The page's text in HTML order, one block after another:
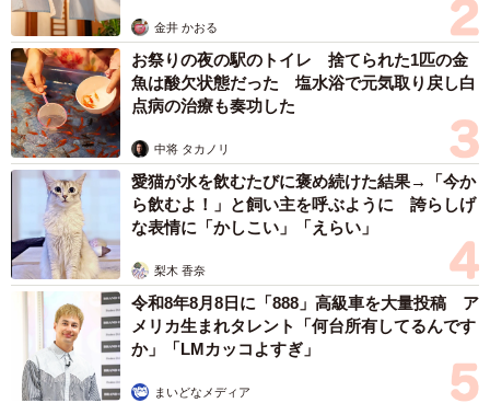
「実際に店にお邪魔したときにも、お客と一緒に席で仕上
げる看板メニュー『しめ鯖の炙り』を注文したのですが、
口頭での説明の代わりに、可愛いイラストで描かれた説明
の紙が出てきて、びっくりしました」
金井 かおる
お祭りの夜の駅のトイレ 捨てられた1匹の金
魚は酸欠状態だった 塩水浴で元気取り戻し白
点病の治療も奏功した
中将 タカノリ
愛猫が水を飲むたびに褒め続けた結果→「今か
ら飲むよ！」と飼い主を呼ぶように 誇らしげ
な表情に「かしこい」「えらい」
梨木 香奈
令和8年8月8日に「888」高級車を大量投稿 ア
メリカ生まれタレント「何台所有してるんです
か」「LMカッコよすぎ」
まいどなメディア